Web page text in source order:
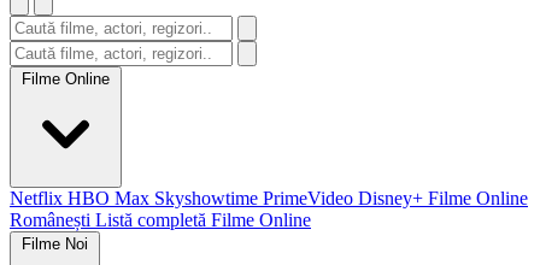
Filme Online
Netflix HBO Max Skyshowtime PrimeVideo Disney+ Filme Online
Românești Listă completă Filme Online
Filme Noi